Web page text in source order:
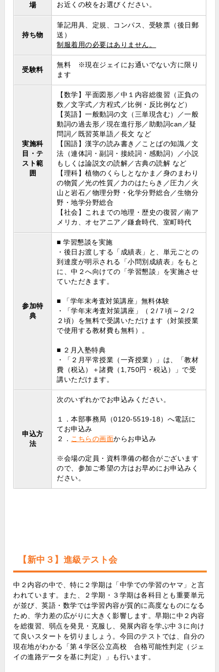
場
お近くの校をお選びください。
持ち物
筆記用具、定規、コンパス、受験票（後日郵
送）
制服着用の必要はありません 。
受験料
無料 ※現在ジェイにお通いでない方に限り
ます
実施科
目・テ
スト範
囲
【数学】平面図形／中１内容総復習（正負の
数／文字式／方程式／比例・反比例など）
【英語】一般動詞の文（三単現含む）／一般
動詞の過去形／現在進行形／助動詞can／疑
問詞／既習英単語／長文 など
【国語】漢字の読み書き／ことばの知識／文
法（連体詞・副詞・接続詞・感動詞）／小説
もしくは論説文の読解／古典の読解 など
【理科】植物のくらしとなかま／身のまわり
の物質／光の性質／力のはたらき／圧力／火
山と岩石／物理分野・化学分野総合／生物分
野・地学分野総合
【社会】これまでの地理・歴史の復習／南ア
メリカ、オセアニア／鎌倉時代、室町時代
参加特
典
■ 学習懇談を実施
・後日お渡しする「成績表」と、単元ごとの
到達度が明示される「小問別成績表」をもと
に、中２へ向けての「学習懇談」を実施させ
ていただきます。
■ 「学年末考査対策講座」無料体験
・「学年末考査対策講座」（２/７頃～２/２
２頃）を無料で受講いただけます（対策授業
で使用する教材費も無料）。
■ ２月入塾特典
・「２月平常授業（一斉授業）」は、「教材
費（税込）＋諸費（1,750円・税込）」で受
講いただけます。
申込方
法
次のいずれかでお申込みください。
１．本部事務局（0120-5519-18）へ電話に
てお申込み
２． こちらの画面からお申込み
※会場の定員・資料準備の都合がございます
ので、参加ご希望の方はお早めにお申込みく
ださい。
【新中３】進級テスト会
中２内容の中で、特に２学期は「中学での学習のヤマ」と言
われています。また、２学期・３学期は各科目とも重要単元
が並び、英語・数学では学習内容が質的に高度なものになる
ため、学力差の広がりに大きく影響します。早期に中２内容
を総復習、弱点を発見・克服し、発展内容を学ぶ中３に向け
て良いスタートを切りましょう。今回のテストでは、自分の
現在地がわかる「第４学区公立高校 合格可能性判定（ジェ
イの進路データを基に判定）」も行います。